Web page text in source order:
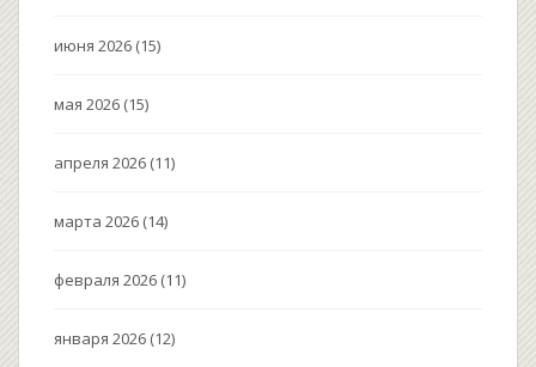
июня 2026 (15)
мая 2026 (15)
апреля 2026 (11)
марта 2026 (14)
февраля 2026 (11)
января 2026 (12)